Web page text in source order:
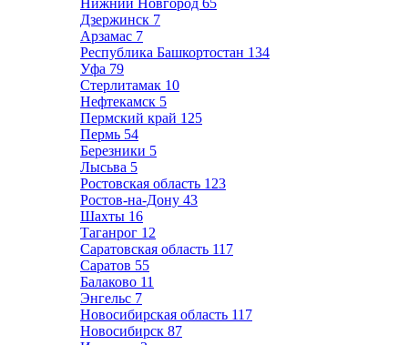
Нижний Новгород 65
Дзержинск 7
Арзамас 7
Республика Башкортостан 134
Уфа 79
Стерлитамак 10
Нефтекамск 5
Пермский край 125
Пермь 54
Березники 5
Лысьва 5
Ростовская область 123
Ростов-на-Дону 43
Шахты 16
Таганрог 12
Саратовская область 117
Саратов 55
Балаково 11
Энгельс 7
Новосибирская область 117
Новосибирск 87